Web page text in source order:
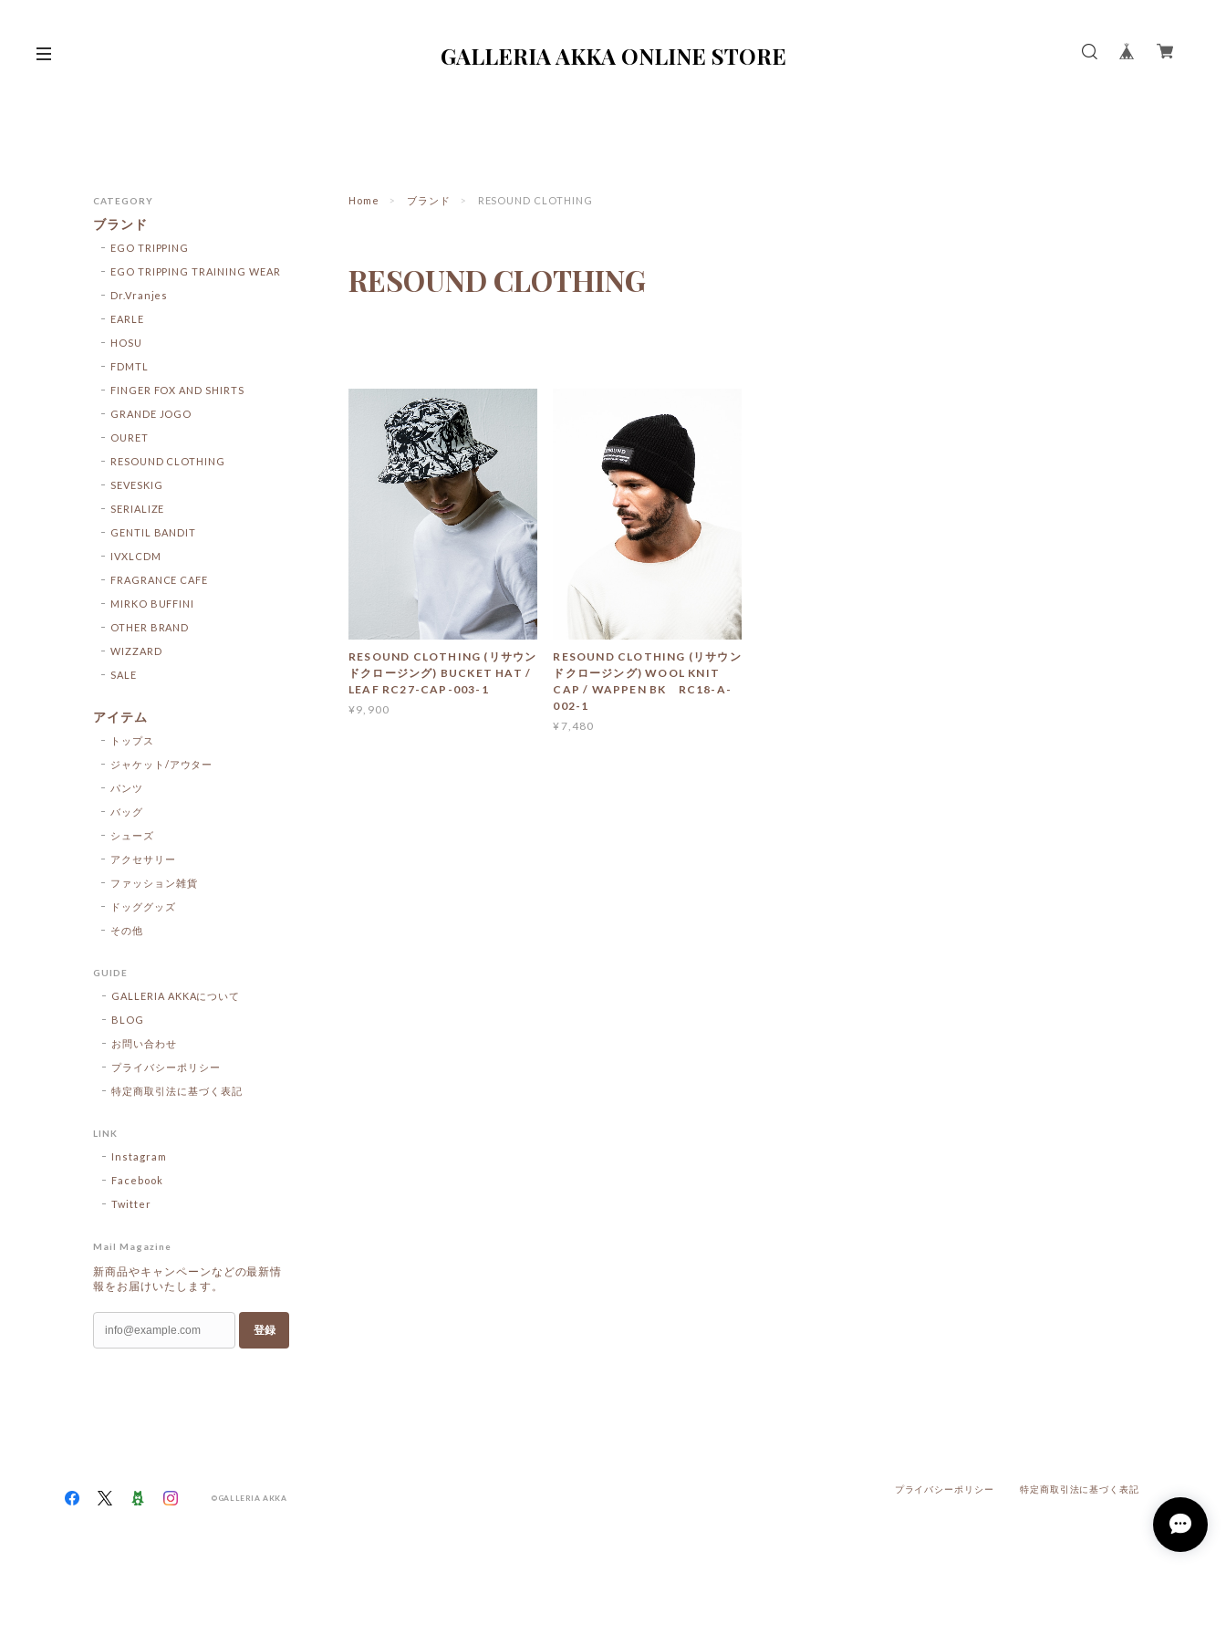
GALLERIA AKKA ONLINE STORE
Home ブランド RESOUND CLOTHING
RESOUND CLOTHING
RESOUND CLOTHING (リサウン
ドクロージング) BUCKET HAT /
LEAF RC27-CAP-003-1
¥9,900
RESOUND CLOTHING (リサウン
ドクロージング) WOOL KNIT
CAP / WAPPEN BK RC18-A-
002-1
¥7,480
CATEGORY
ブランド
EGO TRIPPING
EGO TRIPPING TRAINING WEAR
Dr.Vranjes
EARLE
HOSU
FDMTL
FINGER FOX AND SHIRTS
GRANDE JOGO
OURET
RESOUND CLOTHING
SEVESKIG
SERIALIZE
GENTIL BANDIT
IVXLCDM
FRAGRANCE CAFE
MIRKO BUFFINI
OTHER BRAND
WIZZARD
SALE
アイテム
トップス
ジャケット/アウター
パンツ
バッグ
シューズ
アクセサリー
ファッション雑貨
ドッググッズ
その他
GUIDE
GALLERIA AKKAについて
BLOG
お問い合わせ
プライバシーポリシー
特定商取引法に基づく表記
LINK
Instagram
Facebook
Twitter
Mail Magazine
新商品やキャンペーンなどの最新情
報をお届けいたします。
登録
プライバシーポリシー 特定商取引法に基づく表記
©GALLERIA AKKA